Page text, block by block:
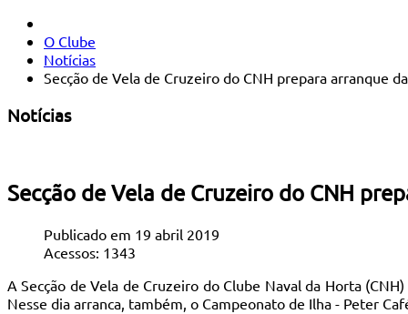
O Clube
Notícias
Secção de Vela de Cruzeiro do CNH prepara arranque
Notícias
Secção de Vela de Cruzeiro do CNH
Publicado em 19 abril 2019
Acessos: 1343
A Secção de Vela de Cruzeiro do Clube Naval da Horta
Nesse dia arranca, também, o Campeonato de Ilha - Peter